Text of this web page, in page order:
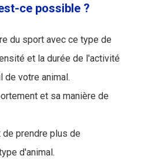
ce possible ?
du sport avec ce type de
et la durée de l'activité
de votre animal.
et sa manière de
de prendre plus de
d'animal.